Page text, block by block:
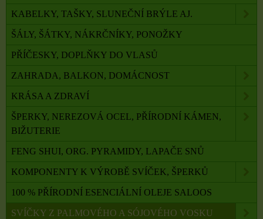
KABELKY, TAŠKY, SLUNEČNÍ BRÝLE AJ.
ŠÁLY, ŠÁTKY, NÁKRČNÍKY, PONOŽKY
PŘÍČESKY, DOPLŇKY DO VLASŮ
ZAHRADA, BALKON, DOMÁCNOST
KRÁSA A ZDRAVÍ
ŠPERKY, NEREZOVÁ OCEL, PŘÍRODNÍ KÁMEN,
BIŽUTERIE
FENG SHUI, ORG. PYRAMIDY, LAPAČE SNŮ
KOMPONENTY K VÝROBĚ SVÍČEK, ŠPERKŮ
100 % PŘÍRODNÍ ESENCIÁLNÍ OLEJE SALOOS
SVÍČKY Z PALMOVÉHO A SÓJOVÉHO VOSKU